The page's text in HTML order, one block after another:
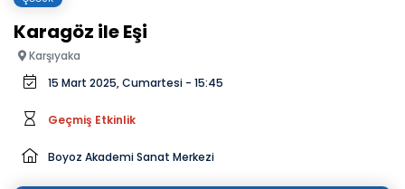
Karagöz ile Eşi
Karşıyaka
15 Mart 2025, Cumartesi - 15:45
Geçmiş Etkinlik
Boyoz Akademi Sanat Merkezi